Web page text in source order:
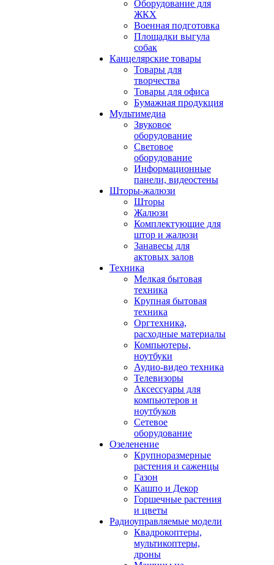
Оборудование для
ЖКХ
Военная подготовка
Площадки выгула
собак
Канцелярские товары
Товары для
творчества
Товары для офиса
Бумажная продукция
Мультимедиа
Звуковое
оборудование
Световое
оборудование
Информационные
панели, видеостены
Шторы-жалюзи
Шторы
Жалюзи
Комплектующие для
штор и жалюзи
Занавесы для
актовых залов
Техника
Мелкая бытовая
техника
Крупная бытовая
техника
Оргтехника,
расходные материалы
Компьютеры,
ноутбуки
Аудио-видео техника
Телевизоры
Аксессуары для
компьютеров и
ноутбуков
Сетевое
оборудование
Озеленение
Крупноразмерные
растения и саженцы
Газон
Кашпо и Декор
Горшечные растения
и цветы
Радиоуправляемые модели
Квадрокоптеры,
мультикоптеры,
дроны